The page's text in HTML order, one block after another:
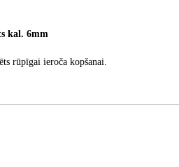
kal. 6mm
rūpīgai ieroča kopšanai.